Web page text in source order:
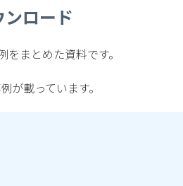
ンロード
まとめた資料です。
が載っています。